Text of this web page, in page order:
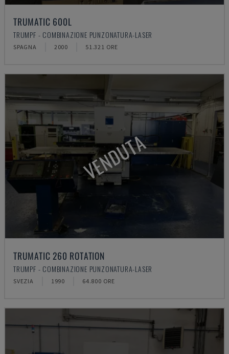
TRUMATIC 600L
TRUMPF - COMBINAZIONE PUNZONATURA-LASER
SPAGNA 2000 51.321 ORE
VENDUTA
TRUMATIC 260 ROTATION
TRUMPF - COMBINAZIONE PUNZONATURA-LASER
SVEZIA 1990 64.800 ORE